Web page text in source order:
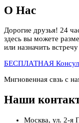
О Нас
Дорогие друзья! 24
здесь вы можете
или назначить
БЕСПЛАТНАЯ
Мнгновенная свзь с
Наши
Москва, ул. 2-я